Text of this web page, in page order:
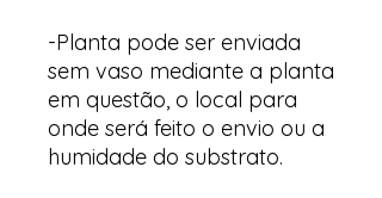
-Planta pode ser enviada
sem vaso mediante a planta
em questão, o local para
onde será feito o envio ou a
humidade do substrato.